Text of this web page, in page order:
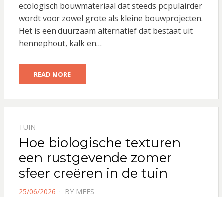
ecologisch bouwmateriaal dat steeds populairder
wordt voor zowel grote als kleine bouwprojecten.
Het is een duurzaam alternatief dat bestaat uit
hennephout, kalk en…
READ MORE
TUIN
Hoe biologische texturen
een rustgevende zomer
sfeer creëren in de tuin
POSTED
25/06/2026 BY MEES